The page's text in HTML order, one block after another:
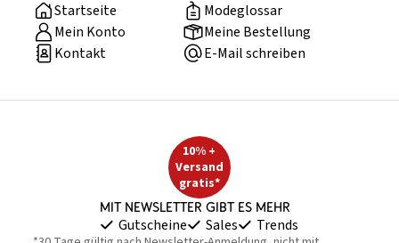
Startseite
Modeglossar
Mein Konto
Meine Bestellung
Kontakt
E-Mail schreiben
10% +
Versand
gratis*
Mit Newsletter gibt es mehr
Gutscheine Sales Trends